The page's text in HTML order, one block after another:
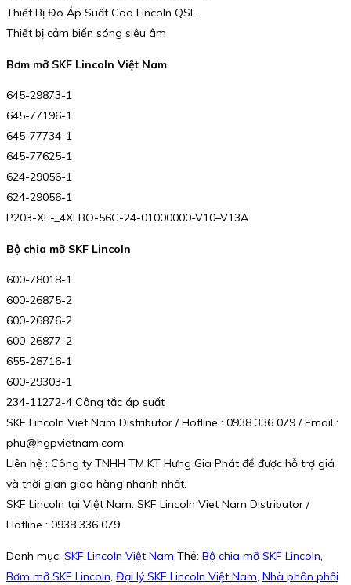
Thiết Bị Đo Áp Suất Cao Lincoln QSL
Thiết bị cảm biến sóng siêu âm
Bơm mỡ SKF Lincoln Việt Nam
645-29873-1
645-77196-1
645-77734-1
645-77625-1
624-29056-1
624-29056-1
P203-XE-_4XLBO-56C-24-01000000-V10–V13A
Bộ chia mỡ SKF Lincoln
600-78018-1
600-26875-2
600-26876-2
600-26877-2
655-28716-1
600-29303-1
234-11272-4 Công tắc áp suất
SKF Lincoln Viet Nam Distributor / Hotline : 0938 336 079 / Email :
phu@hgpvietnam.com
Liên hệ : Công ty TNHH TM KT Hưng Gia Phát để được hỗ trợ giá
và thời gian giao hàng nhanh nhất.
SKF Lincoln tại Việt Nam. SKF Lincoln Viet Nam Distributor /
Hotline : 0938 336 079
Danh mục: SKF Lincoln Việt Nam Thẻ: Bộ chia mỡ SKF Lincoln,
Bơm mỡ SKF Lincoln, Đại lý SKF Lincoln Việt Nam, Nhà phân phối